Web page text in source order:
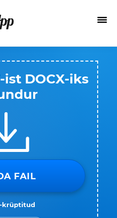
ist DOCX-iks
FAIL
krüptitud